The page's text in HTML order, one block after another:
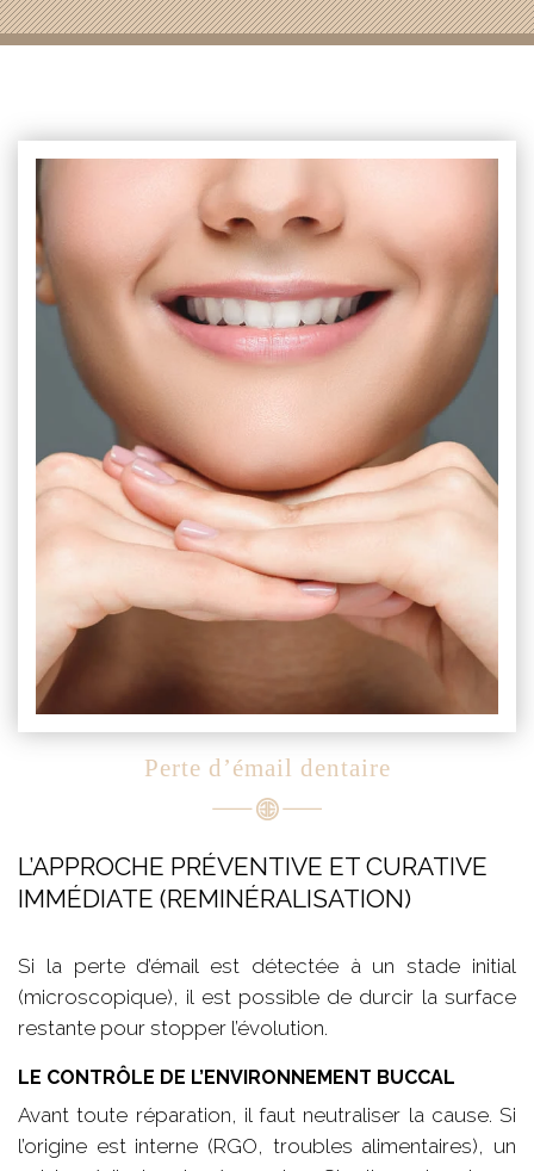
Perte d’émail dentaire
L’APPROCHE PRÉVENTIVE ET CURATIVE
IMMÉDIATE (REMINÉRALISATION)
Si la perte d’émail est détectée à un stade initial
(microscopique), il est possible de durcir la surface
restante pour stopper l’évolution.
LE CONTRÔLE DE L’ENVIRONNEMENT BUCCAL
Avant toute réparation, il faut neutraliser la cause. Si
l’origine est interne (RGO, troubles alimentaires), un